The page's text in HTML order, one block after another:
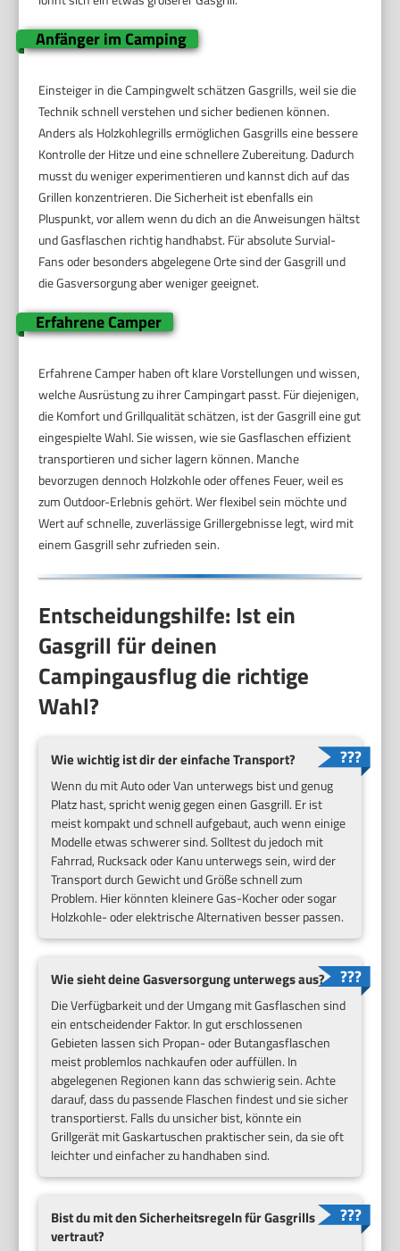
Anfänger im Camping
Einsteiger in die Campingwelt schätzen Gasgrills, weil sie die
Technik schnell verstehen und sicher bedienen können.
Anders als Holzkohlegrills ermöglichen Gasgrills eine bessere
Kontrolle der Hitze und eine schnellere Zubereitung. Dadurch
musst du weniger experimentieren und kannst dich auf das
Grillen konzentrieren. Die Sicherheit ist ebenfalls ein
Pluspunkt, vor allem wenn du dich an die Anweisungen hältst
und Gasflaschen richtig handhabst. Für absolute Survial-
Fans oder besonders abgelegene Orte sind der Gasgrill und
die Gasversorgung aber weniger geeignet.
Erfahrene Camper
Erfahrene Camper haben oft klare Vorstellungen und wissen,
welche Ausrüstung zu ihrer Campingart passt. Für diejenigen,
die Komfort und Grillqualität schätzen, ist der Gasgrill eine gut
eingespielte Wahl. Sie wissen, wie sie Gasflaschen effizient
transportieren und sicher lagern können. Manche
bevorzugen dennoch Holzkohle oder offenes Feuer, weil es
zum Outdoor-Erlebnis gehört. Wer flexibel sein möchte und
Wert auf schnelle, zuverlässige Grillergebnisse legt, wird mit
einem Gasgrill sehr zufrieden sein.
Entscheidungshilfe: Ist ein
Gasgrill für deinen
Campingausflug die richtige
Wahl?
Wie wichtig ist dir der einfache Transport?
Wenn du mit Auto oder Van unterwegs bist und genug
Platz hast, spricht wenig gegen einen Gasgrill. Er ist
meist kompakt und schnell aufgebaut, auch wenn einige
Modelle etwas schwerer sind. Solltest du jedoch mit
Fahrrad, Rucksack oder Kanu unterwegs sein, wird der
Transport durch Gewicht und Größe schnell zum
Problem. Hier könnten kleinere Gas-Kocher oder sogar
Holzkohle- oder elektrische Alternativen besser passen.
Wie sieht deine Gasversorgung unterwegs aus?
Die Verfügbarkeit und der Umgang mit Gasflaschen sind
ein entscheidender Faktor. In gut erschlossenen
Gebieten lassen sich Propan- oder Butangasflaschen
meist problemlos nachkaufen oder auffüllen. In
abgelegenen Regionen kann das schwierig sein. Achte
darauf, dass du passende Flaschen findest und sie sicher
transportierst. Falls du unsicher bist, könnte ein
Grillgerät mit Gaskartuschen praktischer sein, da sie oft
leichter und einfacher zu handhaben sind.
Bist du mit den Sicherheitsregeln für Gasgrills
vertraut?